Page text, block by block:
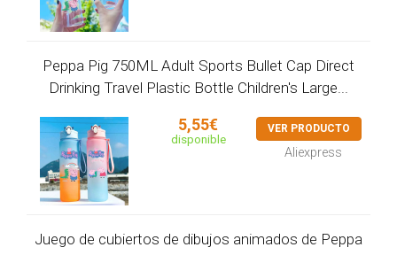
Peppa Pig 750ML Adult Sports Bullet Cap Direct
Drinking Travel Plastic Bottle Children's Large...
5,55€
disponible
VER PRODUCTO
Aliexpress
Juego de cubiertos de dibujos animados de Peppa